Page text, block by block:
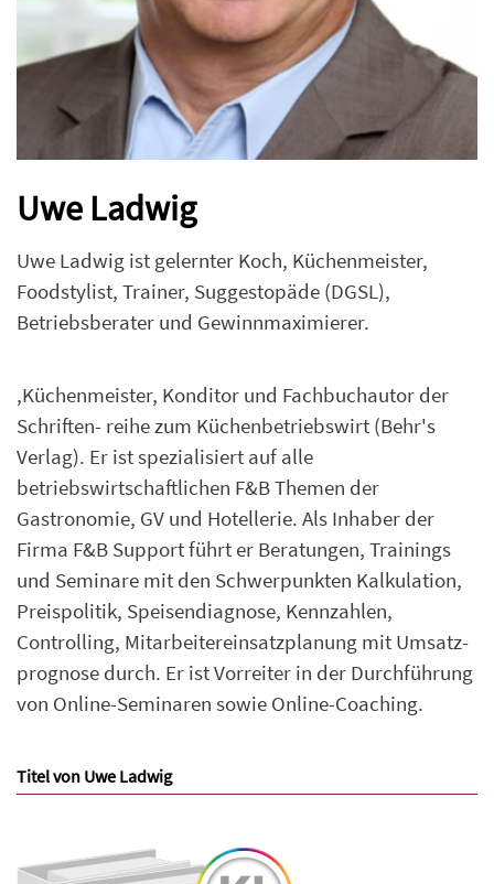
Uwe Ladwig
Uwe Ladwig ist gelernter Koch, Küchenmeister,
Foodstylist, Trainer, Suggestopäde (DGSL),
Betriebsberater und Gewinnmaximierer.
,Küchenmeister, Konditor und Fachbuchautor der
Schriften- reihe zum Küchenbetriebswirt (Behr's
Verlag). Er ist spezialisiert auf alle
betriebswirtschaftlichen F&B Themen der
Gastronomie, GV und Hotellerie. Als Inhaber der
Firma F&B Support führt er Beratungen, Trainings
und Seminare mit den Schwerpunkten Kalkulation,
Preispolitik, Speisendiagnose, Kennzahlen,
Controlling, Mitarbeitereinsatzplanung mit Umsatz-
prognose durch. Er ist Vorreiter in der Durchführung
von Online-Seminaren sowie Online-Coaching.
Titel von Uwe Ladwig